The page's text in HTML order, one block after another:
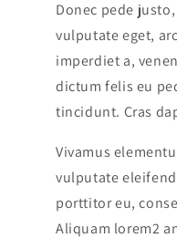
Donec pede
vulputate eget,
imperdiet a,
dictum felis eu
tincidunt. Cras
Vivamus
vulputate
porttitor eu,
Aliquam lorem2